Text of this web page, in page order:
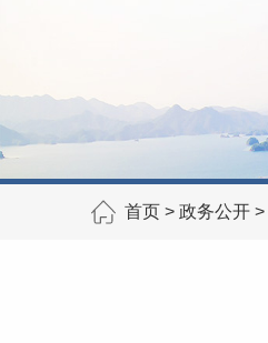
首页 > 政务公开 >